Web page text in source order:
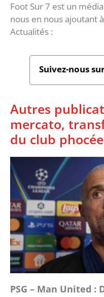
Foot Sur 7 est un
nous en nous ajoutant
Actualités :
Suivez-nous
Autres
mercato,
du club
PSG – Man United :